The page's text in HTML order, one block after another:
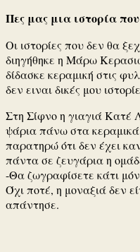
Πες μας μια ιστορία
Οι ιστορίες που δεν θα
διηγήθηκε η Μάρω
δίδασκε κεραμική στις
δεν ειναι δικές μου
Στη Σίφνο η γιαγιά Κατέ
ψάρια πάνω στα κεραμικά
παρατηρώ ότι δεν έχει
πάντα σε ζευγάρια η
-Θα ζωγραφίσετε κάτι
Όχι ποτέ, η μοναξιά δεν
απάντησε.